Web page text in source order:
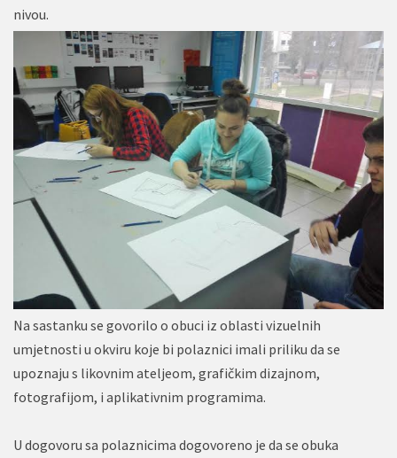
nivou.
Na sastanku se govorilo o obuci iz oblasti vizuelnih
umjetnosti u okviru koje bi polaznici imali priliku da se
upoznaju s likovnim ateljeom, grafičkim dizajnom,
fotografijom, i aplikativnim programima.
U dogovoru sa polaznicima dogovoreno je da se obuka